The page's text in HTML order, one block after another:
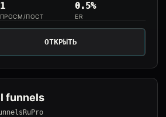
1
ПРОСМ/ПОСТ
0.5%
ER
ОТКРЫТЬ
funnels